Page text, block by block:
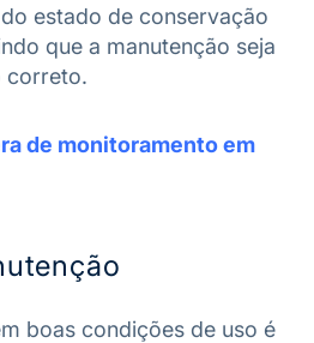
estado de conservação
que a manutenção seja
correto.
de monitoramento em
boas condições de uso é